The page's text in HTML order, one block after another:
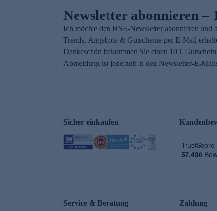
Newsletter abonnieren –
Ich möchte den HSE-Newsletter abonnieren und
Trends, Angebote & Gutscheine per E-Mail
Dankeschön bekommen Sie einen 10 €
Abmeldung ist jederzeit in den Newsletter-E-
Sicher einkaufen
Service & Beratung Zahlung